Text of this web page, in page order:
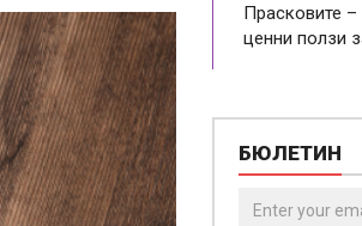
Прасковите –
ценни ползи
БЮЛЕТИН